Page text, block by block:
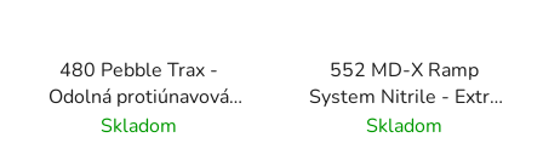
480 Pebble Trax -
Odolná protiúnavová
rohož s kamienkovým
Skladom
552 MD-X Ramp
System Nitrile - Extra
široký nájazdový systém
Skladom